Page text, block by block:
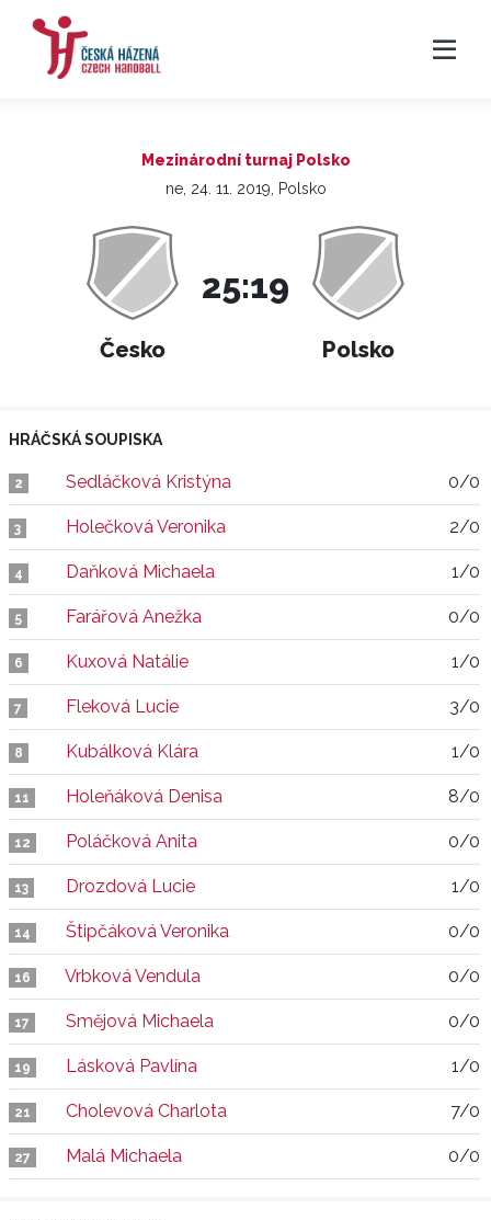
Mezinárodní turnaj Polsko
ne, 24. 11. 2019, Polsko
Česko
25:19
Polsko
HRÁČSKÁ SOUPISKA
2 Sedláčková Kristýna 0/0
3 Holečková Veronika 2/0
4 Daňková Michaela 1/0
5 Farářová Anežka 0/0
6 Kuxová Natálie 1/0
7 Fleková Lucie 3/0
8 Kubálková Klára 1/0
11 Holeňáková Denisa 8/0
12 Poláčková Anita 0/0
13 Drozdová Lucie 1/0
14 Štipčáková Veronika 0/0
16 Vrbková Vendula 0/0
17 Smějová Michaela 0/0
19 Lásková Pavlína 1/0
21 Cholevová Charlota 7/0
27 Malá Michaela 0/0